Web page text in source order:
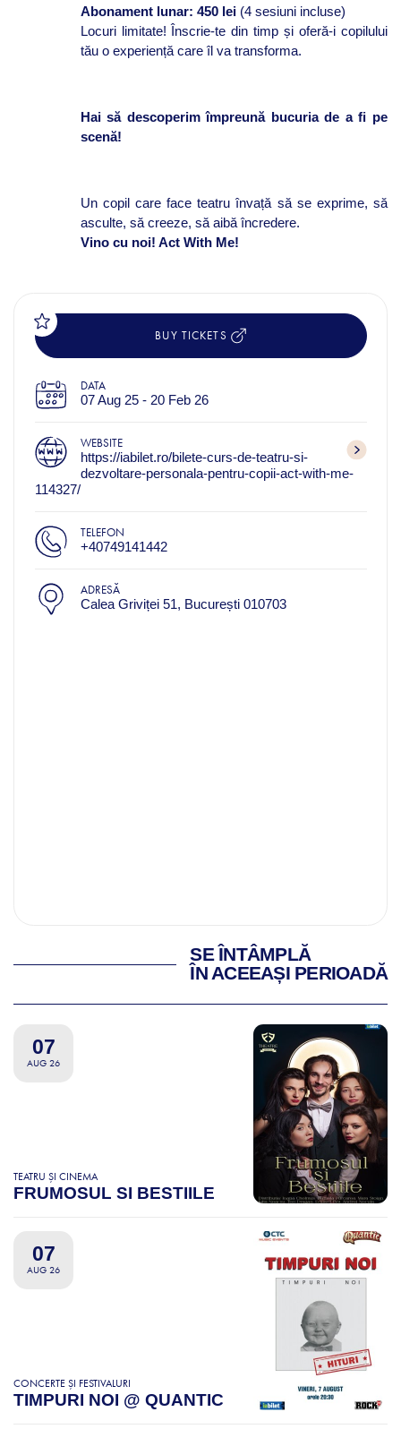
Abonament lunar: 450 lei(4 sesiuni incluse)
Locuri limitate! Înscrie-te din timp și oferă-i copilului
tău o experiență care îl va transforma.
Hai să descoperim împreună bucuria de a fi pe
scenă!
Un copil care face teatru învață să se exprime, să
asculte, să creeze, să aibă încredere.
Vino cu noi! Act With Me!
BUY TICKETS
DATA
07 Aug 25 - 20 Feb 26
WEBSITE
https://iabilet.ro/bilete-curs-de-teatru-si-
dezvoltare-personala-pentru-copii-act-with-me-
114327/
TELEFON
+40749141442
ADRESĂ
Calea Griviței 51, București 010703
SE ÎNTÂMPLĂ
ÎN ACEEAȘI PERIOADĂ
07
AUG 26
TEATRU ȘI CINEMA
FRUMOSUL SI BESTIILE
07
AUG 26
CONCERTE ȘI FESTIVALURI
TIMPURI NOI @ QUANTIC